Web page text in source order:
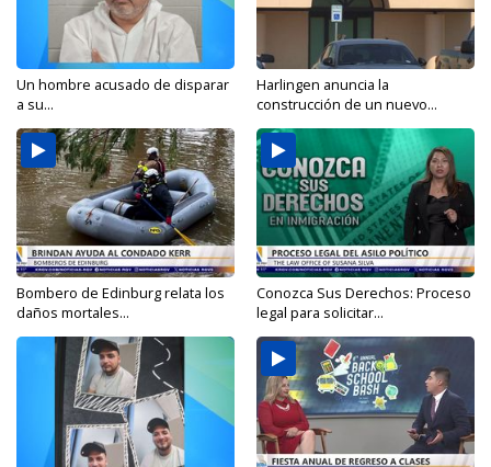
Un hombre acusado de disparar
a su...
Harlingen anuncia la
construcción de un nuevo...
Bombero de Edinburg relata los
daños mortales...
Conozca Sus Derechos: Proceso
legal para solicitar...